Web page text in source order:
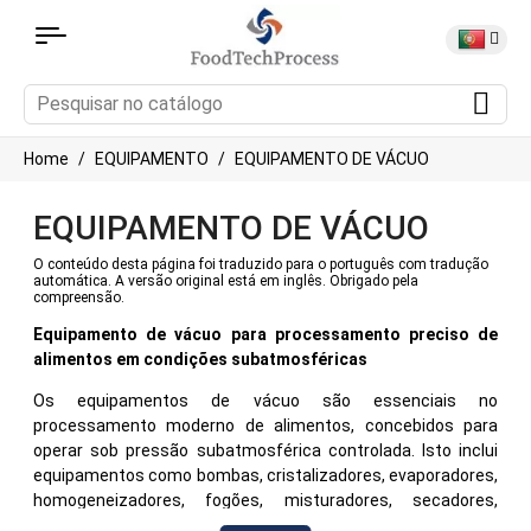
Home EQUIPAMENTO EQUIPAMENTO DE VÁCUO
EQUIPAMENTO DE VÁCUO
O conteúdo desta página foi traduzido para o português com tradução
automática. A versão original está em inglês. Obrigado pela
compreensão.
Equipamento de vácuo para processamento preciso de
alimentos em condições subatmosféricas
Os equipamentos de vácuo são essenciais no
processamento moderno de alimentos, concebidos para
operar sob pressão subatmosférica controlada. Isto inclui
equipamentos como bombas, cristalizadores, evaporadores,
homogeneizadores, fogões, misturadores, secadores,
fritadeiras e muito mais. Ao trabalhar sob vácuo, estas